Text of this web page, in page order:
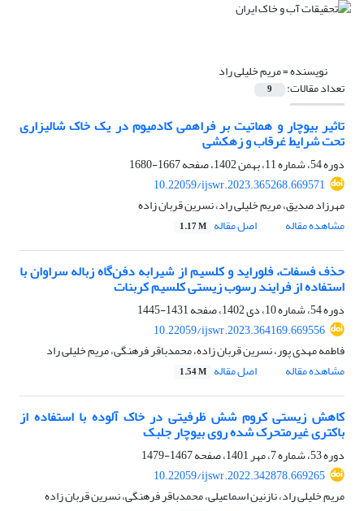
نویسنده =مریم خلیلی راد
تعداد مقالات: 9
تاثیر بیوچار و هماتیت بر فراهمی کادمیوم در یک خاک شالیزاری
تحت شرایط غرقاب و زهکشی
دوره 54، شماره 11، بهمن 1402، صفحه
1667-1680
10.22059/ijswr.2023.365268.669571
مهرزاد صدیق، مریم خلیلی راد، نسرین قربان زاده
مشاهده مقاله
اصل مقاله 1.17 M
حذف فسفات، فلوراید و کلسیم از شیرابه دفن‌گاه زباله سراوان با
استفاده از فرایند رسوب زیستی کلسیم کربنات
دوره 54، شماره 10، دی 1402، صفحه
1431-1445
10.22059/ijswr.2023.364169.669556
فاطمه مهدی پور، نسرین قربان زاده، محمدباقر فرهنگی، مریم خلیلی راد
مشاهده مقاله
اصل مقاله 1.54 M
کاهش زیستی کروم شش ظرفیتی در خاک آلوده با استفاده از
باکتری غیرمتحرک شده روی بیوچار جلبک
دوره 53، شماره 7، مهر 1401، صفحه
1467-1479
10.22059/ijswr.2022.342878.669265
مریم خلیلی راد، نازنین اسماعیلی، محمدباقر فرهنگی، نسرین قربان زاده